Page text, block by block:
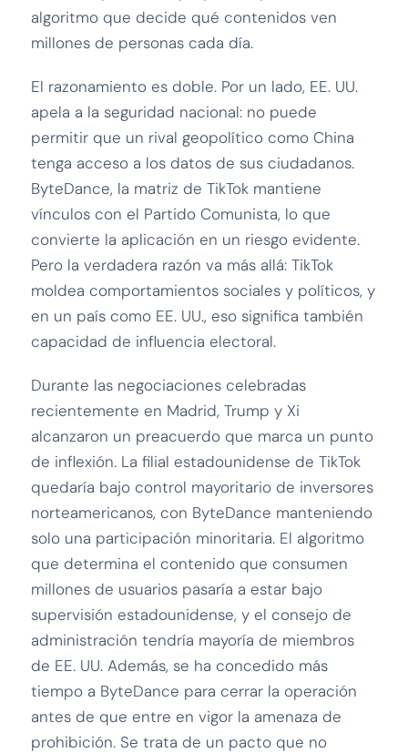
algoritmo que decide qué contenidos ven
millones de personas cada día.
El razonamiento es doble. Por un lado, EE. UU.
apela a la seguridad nacional: no puede
permitir que un rival geopolítico como China
tenga acceso a los datos de sus ciudadanos.
ByteDance, la matriz de TikTok mantiene
vínculos con el Partido Comunista, lo que
convierte la aplicación en un riesgo evidente.
Pero la verdadera razón va más allá: TikTok
moldea comportamientos sociales y políticos, y
en un país como EE. UU., eso significa también
capacidad de influencia electoral.
Durante las negociaciones celebradas
recientemente en Madrid, Trump y Xi
alcanzaron un preacuerdo que marca un punto
de inflexión. La filial estadounidense de TikTok
quedaría bajo control mayoritario de inversores
norteamericanos, con ByteDance manteniendo
solo una participación minoritaria. El algoritmo
que determina el contenido que consumen
millones de usuarios pasaría a estar bajo
supervisión estadounidense, y el consejo de
administración tendría mayoría de miembros
de EE. UU. Además, se ha concedido más
tiempo a ByteDance para cerrar la operación
antes de que entre en vigor la amenaza de
prohibición. Se trata de un pacto que no